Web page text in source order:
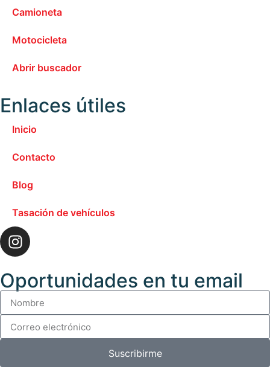
Camioneta
Motocicleta
Abrir buscador
Enlaces útiles
Inicio
Contacto
Blog
Tasación de vehículos
Oportunidades en tu email
Suscribirme